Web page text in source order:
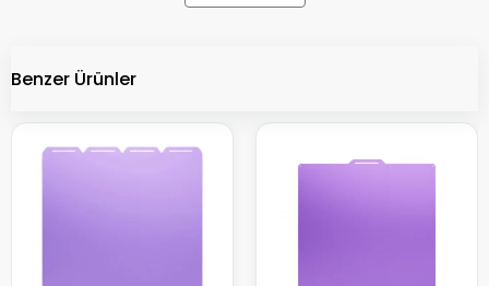
Benzer Ürünler